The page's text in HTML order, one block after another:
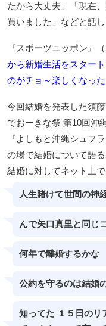
たから大丈夫」「現在
買いました」などと話し
『スポーツニッポン』
から新婚生活をスター
のがチョ～楽しくなっ
今回結婚を発表した須
でおーきな祭 第10回沖
『よしもと沖縄シュフ
の場で結婚について語
結婚に対してネット上で
人生賭けて世間の神
んで矢口真里と同じ
何年で離婚するかな
公約を守るのは結婚
知ってた １５日のリ